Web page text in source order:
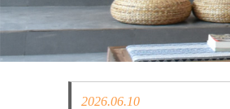
2026.06.10